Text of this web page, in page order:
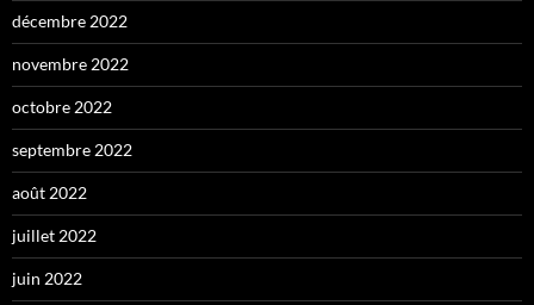
décembre 2022
novembre 2022
octobre 2022
septembre 2022
août 2022
juillet 2022
juin 2022